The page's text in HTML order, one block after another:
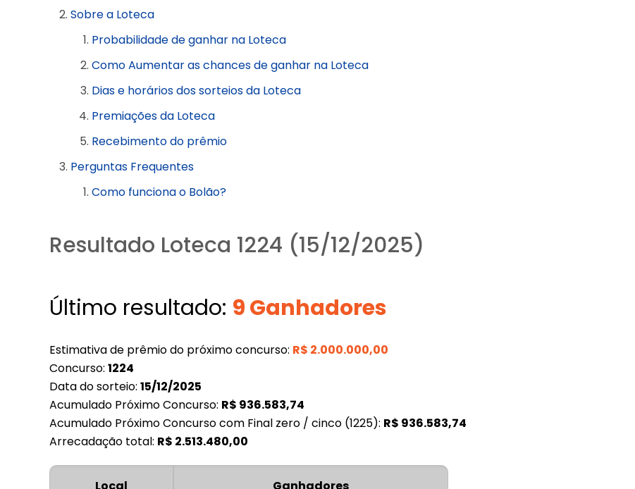
Sobre a Loteca
Probabilidade de ganhar na Loteca
Como Aumentar as chances de ganhar na Loteca
Dias e horários dos sorteios da Loteca
Premiações da Loteca
Recebimento do prêmio
Perguntas Frequentes
Como funciona o Bolão?
Resultado Loteca 1224 (15/12/2025)
Último resultado: 9 Ganhadores
Estimativa de prêmio do próximo concurso: R$ 2.000.000,00
Concurso:1224
Data do sorteio:15/12/2025
Acumulado Próximo Concurso: R$ 936.583,74
Acumulado Próximo Concurso com Final zero / cinco (1225): R$ 936.583,74
Arrecadação total: R$ 2.513.480,00